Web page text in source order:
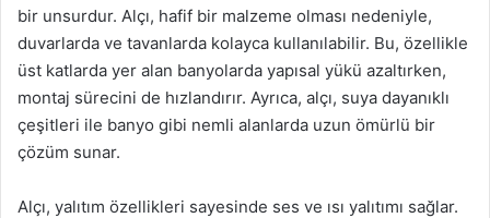
bir unsurdur. Alçı, hafif bir malzeme olması nedeniyle,
duvarlarda ve tavanlarda kolayca kullanılabilir. Bu, özellikle
üst katlarda yer alan banyolarda yapısal yükü azaltırken,
montaj sürecini de hızlandırır. Ayrıca, alçı, suya dayanıklı
çeşitleri ile banyo gibi nemli alanlarda uzun ömürlü bir
çözüm sunar.
Alçı, yalıtım özellikleri sayesinde ses ve ısı yalıtımı sağlar.